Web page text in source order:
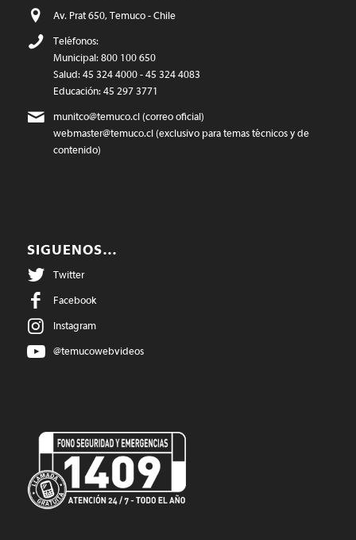
Av. Prat 650, Temuco - Chile
Teléfonos:
Municipal: 800 100 650
Salud: 45 324 4000 - 45 324 4083
Educación: 45 297 3771
munitco@temuco.cl(correo oficial)
webmaster@temuco.cl(exclusivo para temas técnicos y de
contenido)
SIGUENOS…
Twitter
Facebook
Instagram
@temucowebvideos